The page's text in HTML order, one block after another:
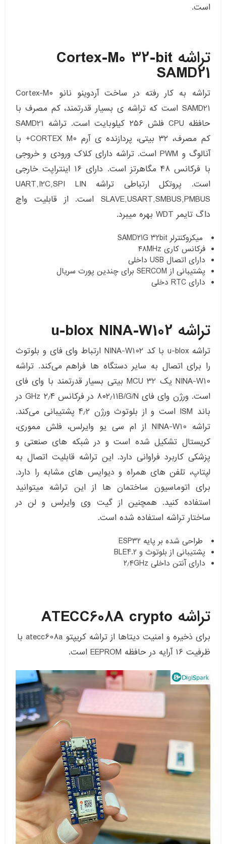
است.
تراشه Cortex-M0 32-bit
SAMD21
تراشه به کار رفته در ساخت آردوینو نانو Cortex-M0
SAMD21 است که تراشه ی بسیار قدرتمند، کم مصرف با
حافظه CPU فلش ۲۵۶ کیلوبایت است. تراشه SAMD21
کم مصرف، ۳۲ بیتی، پردازنده ی آرم CORTEX M0+ با
آنالوگ و PWM است. تراشه دارای کلاک ورودی و خروجی
با فرکانس ۴۸ مگاهرتز است. دارای ۱۶ اینتراپت خارجی
است. پروتکل ارتباطی تراشه UART,I2C,SPI LIN
SLAVE,USART,SMBUS,PMBUS است. از قابلیت واچ
داگ تایمر WDT بهره میبرد.
میکروکنترلر SAMD21G 32bit
فرکانس کاری ۴۸MHz
دارای اتصال USB داخلی
پشتیبانی از SERCOM برای چندین پورت سریال
دارای RTC دخلی
تراشه
تراشه u-blox با کد NINA-W102 ارتباط وای فای و بلوتوث
را برای اتصال به سایر دستگاه ها فراهم می‌کند. تراشه
NINA-W10 یک MCU 32 بیتی بسیار قدرتمند با وای فای
است. ورژن وای فای ۸۰۲٫۱۱B/G/N در فرکانس ۲٫۴ GHz در
باند ISM است و از بلوتوث ورژن ۴٫۲ پشتیبانی می‌کند.
تراشه NINA-W10 از ام سی یو وایرلس، فلش مموری،
کریستال تشکیل شده است و در شبکه های صنعتی و
پزشکی کاربرد فراوانی دارد. این تراشه قابلیت اتصال به
لپتاپ، تلفن های همراه و دیوایس های مشابه را دارد.
برای اتوماسیون ساختمان ها از این تراشه میتوانید
استفاده کنید. همچنین از گیت وی وایرلس و لن در
ساختار تراشه استفاده شده است.
طراحی شده بر پایه ESP32
پشتیبانی از بلوتوث و BLE4.2
دارای آنتن داخلی ۲٫۴GHz
تراشه
برای ذخیره و امنیت دیتاها از تراشه کریپتو atecc608a با
ظرفیت ۱۶ آرایه در حافظه EEPROM است.